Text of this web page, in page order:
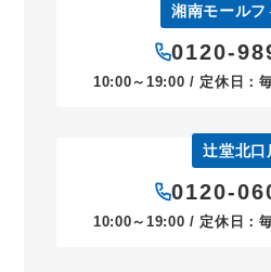
湘南モールフ
0120-
10:00～19:00 / 定休日：
辻堂北口
0120-
10:00～19:00 / 定休日：